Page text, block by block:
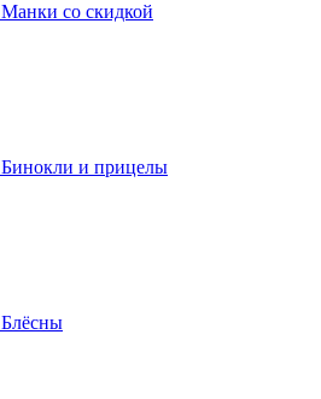
Манки со скидкой
Бинокли и прицелы
Блёсны